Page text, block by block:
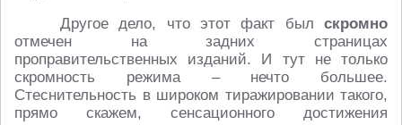
Другое дело, что этот факт был скромно
отмечен на задних страницах
проправительственных изданий. И тут не только
скромность режима – нечто большее.
Стеснительность в широком тиражировании такого,
прямо скажем, сенсационного достижения